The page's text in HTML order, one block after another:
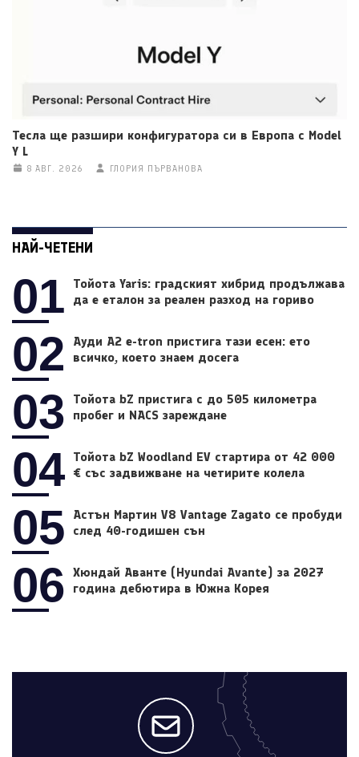
Тесла ще разшири конфигуратора си в Европа с Model
Y L
8 АВГ. 2026 ГЛОРИЯ ПЪРВАНОВА
НАЙ-ЧЕТЕНИ
01
Тойота Yaris: градският хибрид продължава
да е еталон за реален разход на гориво
02
Ауди A2 e-tron пристига тази есен: ето
всичко, което знаем досега
03
Тойота bZ пристига с до 505 километра
пробег и NACS зареждане
04 Тойота bZ Woodland EV стартира от 42 000
€ със задвижване на четирите колела
05
Астън Мартин V8 Vantage Zagato се пробуди
след 40-годишен сън
06
Хюндай Аванте (Hyundai Avante) за 2027
година дебютира в Южна Корея